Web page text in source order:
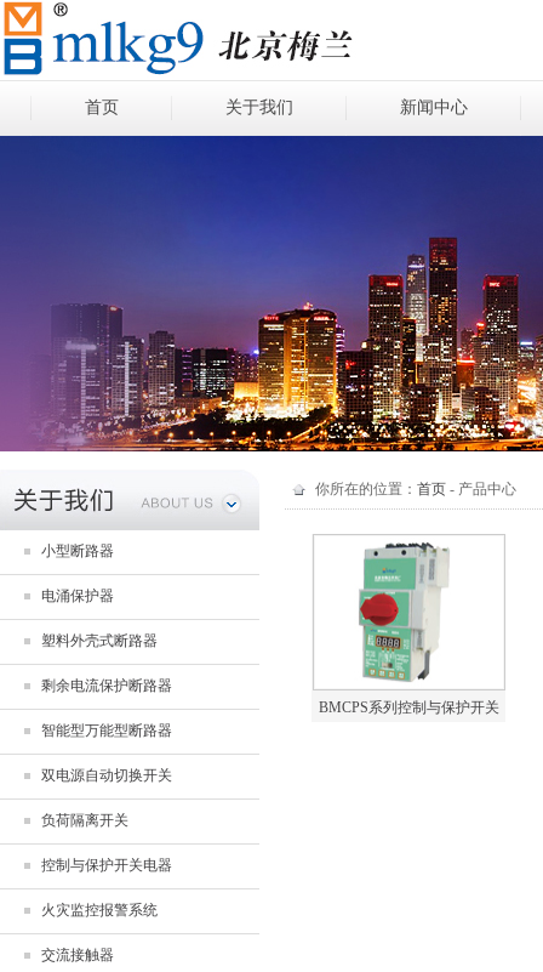
首页 关于我们 新闻中心
小型断路器
电涌保护器
塑料外壳式断路器
剩余电流保护断路器
智能型万能型断路器
双电源自动切换开关
负荷隔离开关
控制与保护开关电器
火灾监控报警系统
交流接触器
你所在的位置： 首页 - 产品中心
BMCPS系列控制与保护开关